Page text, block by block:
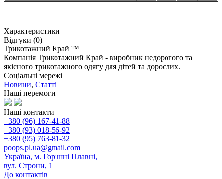
Характеристики
Відгуки (0)
Трикотажний Край ™
Компанія Трикотажний Край - виробник недорогого та
якісного трикотажного одягу для дітей та дорослих.
Соціальні мережі
Новини, Статті
Наші перемоги
Наші контакти
+380 (96) 167-41-88
+380 (93) 018-56-92
+380 (95) 763-81-32
poops.pl.ua@gmail.com
Україна, м. Горішні Плавні,
вул. Строни, 1
До контактів